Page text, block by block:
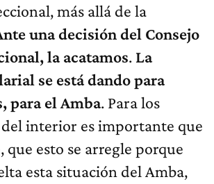
más allá de la
una decisión del Consejo
la acatamos. La
se está dando para
para el Amba. Para los
interior es importante que
que esto se arregle porque
esta situación del Amba,